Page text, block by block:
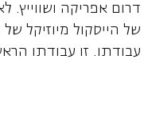
דרום אפריקה ושווייץ.
של הייסקול מיוזיקל
עבודתו. זו עבודתו